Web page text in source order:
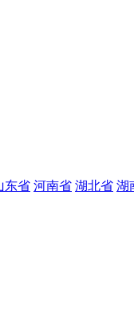
东省 河南省 湖北省 湖